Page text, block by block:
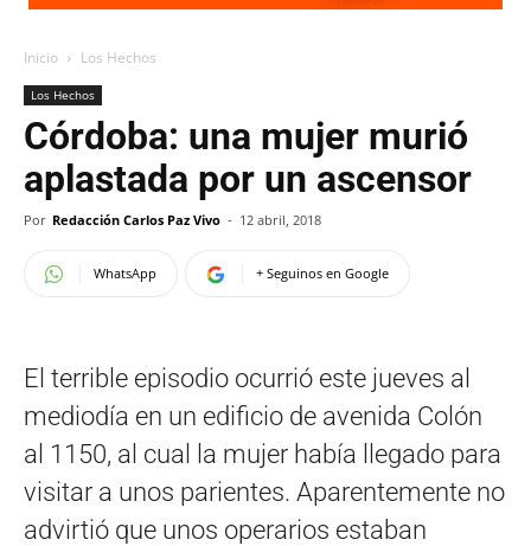
Inicio Los Hechos
Los Hechos
Córdoba: una mujer murió
aplastada por un ascensor
Por Redacción Carlos Paz Vivo - 12 abril, 2018
WhatsApp + Seguinos en Google
El terrible episodio ocurrió este jueves al
mediodía en un edificio de avenida Colón
al 1150, al cual la mujer había llegado para
visitar a unos parientes. Aparentemente no
advirtió que unos operarios estaban